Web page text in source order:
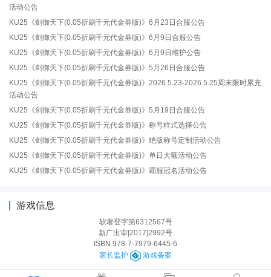
活动公告
KU25《剑御天下(0.05折刷千元代金券版)》6月23日合服公告
KU25《剑御天下(0.05折刷千元代金券版)》6月9日合服公告
KU25《剑御天下(0.05折刷千元代金券版)》6月9日维护公告
KU25《剑御天下(0.05折刷千元代金券版)》5月26日合服公告
KU25《剑御天下(0.05折刷千元代金券版)》2026.5.23-2026.5.25周末限时累充
活动公告
KU25《剑御天下(0.05折刷千元代金券版)》5月19日合服公告
KU25《剑御天下(0.05折刷千元代金券版)》称号样式选择公告
KU25《剑御天下(0.05折刷千元代金券版)》绝版称号定制活动公告
KU25《剑御天下(0.05折刷千元代金券版)》单日大额活动公告
KU25《剑御天下(0.05折刷千元代金券版)》霸服冠名活动公告
游戏信息
软著登字第6312567号
新广出审[2017]2992号
ISBN 978-7-7979-6445-6
家长监护
游戏备案